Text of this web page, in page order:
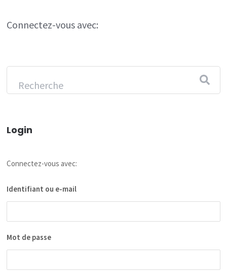
Connectez-vous avec:
Login
Connectez-vous avec:
Identifiant ou e-mail
Mot de passe